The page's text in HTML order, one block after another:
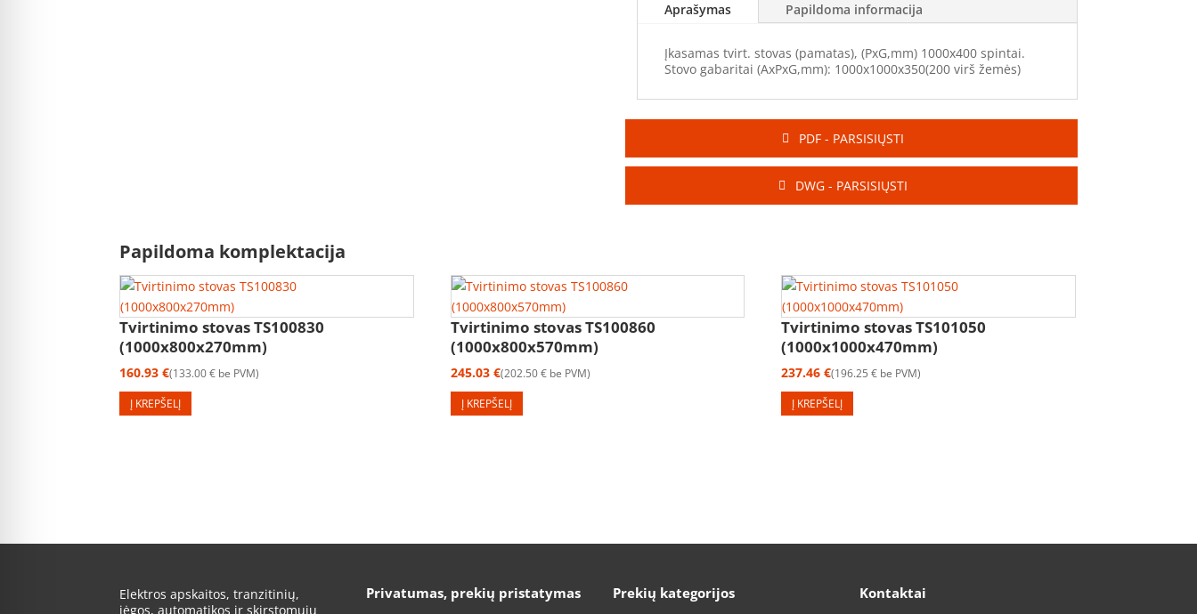
Aprašymas Papildoma informacija
Įkasamas tvirt. stovas (pamatas), (PxG,mm) 1000x400 spintai.
Stovo gabaritai (AxPxG,mm): 1000x1000x350(200 virš žemės)
PDF - PARSISIŲSTI
DWG - PARSISIŲSTI
Papildoma komplektacija
Tvirtinimo stovas TS100830
(1000x800x270mm)
160.93€ 133.00€ be PVM
Į KREPŠELĮ
Tvirtinimo stovas TS100860
(1000x800x570mm)
245.03 € 202.50€ be PVM
Į KREPŠELĮ
Tvirtinimo stovas TS101050
(1000x1000x470mm)
237.46€ 196.25€ be PVM
Į KREPŠELĮ
Elektros apskaitos, tranzitinių,
jėgos, automatikos ir skirstomųjų
Privatumas, prekių pristatymas Prekių kategorijos Kontaktai